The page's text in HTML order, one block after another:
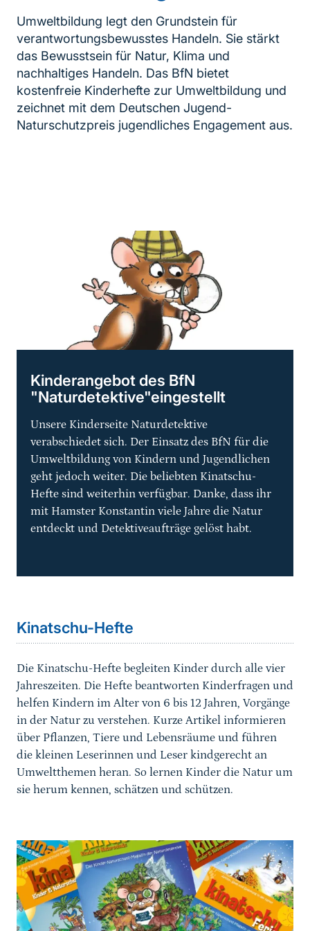
Umweltbildung legt den Grundstein für
verantwortungsbewusstes Handeln. Sie stärkt
das Bewusstsein für Natur, Klima und
nachhaltiges Handeln. Das BfN bietet
kostenfreie Kinderhefte zur Umweltbildung und
zeichnet mit dem Deutschen Jugend-
Naturschutzpreis jugendliches Engagement aus.
weiterführender
Kinderangebot des BfN
"Naturdetektive"eingestellt
Unsere Kinderseite Naturdetektive
verabschiedet sich. Der Einsatz des BfN für die
Umweltbildung von Kindern und Jugendlichen
geht jedoch weiter. Die beliebten Kinatschu-
Hefte sind weiterhin verfügbar. Danke, dass ihr
mit Hamster Konstantin viele Jahre die Natur
entdeckt und Detektiveaufträge gelöst habt.
Kinatschu-Hefte
Die Kinatschu-Hefte begleiten Kinder durch alle vier
Jahreszeiten. Die Hefte beantworten Kinderfragen und
helfen Kindern im Alter von 6 bis 12 Jahren, Vorgänge
in der Natur zu verstehen. Kurze Artikel informieren
über Pflanzen, Tiere und Lebensräume und führen
die kleinen Leserinnen und Leser kindgerecht an
Umweltthemen heran. So lernen Kinder die Natur um
sie herum kennen, schätzen und schützen.
weiterführender
Inhalt